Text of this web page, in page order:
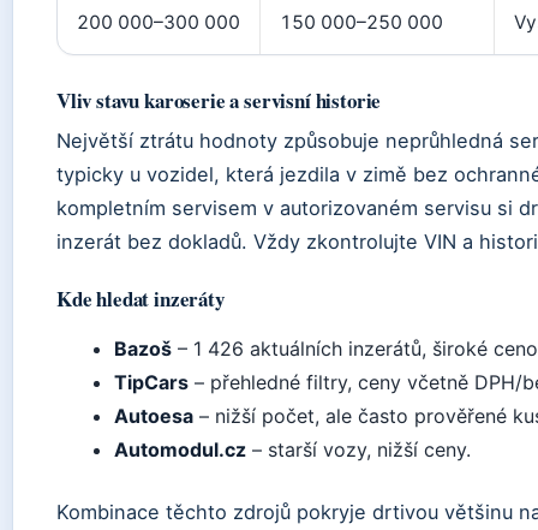
200 000–300 000 150 000–250 000
Vliv stavu karoserie a servisní historie
Největší ztrátu hodnoty způsobuje neprůhledná
typicky u vozidel, která jezdila v zimě bez
kompletním servisem v autorizovaném servisu si
inzerát bez dokladů. Vždy zkontrolujte VIN a
Kde hledat inzeráty
Bazoš – 1 426 aktuálních inzerátů, široké
TipCars – přehledné filtry, ceny včetně DPH/
Autoesa – nižší počet, ale často prověřené
Automodul.cz – starší vozy, nižší ceny.
Kombinace těchto zdrojů pokryje drtivou většinu